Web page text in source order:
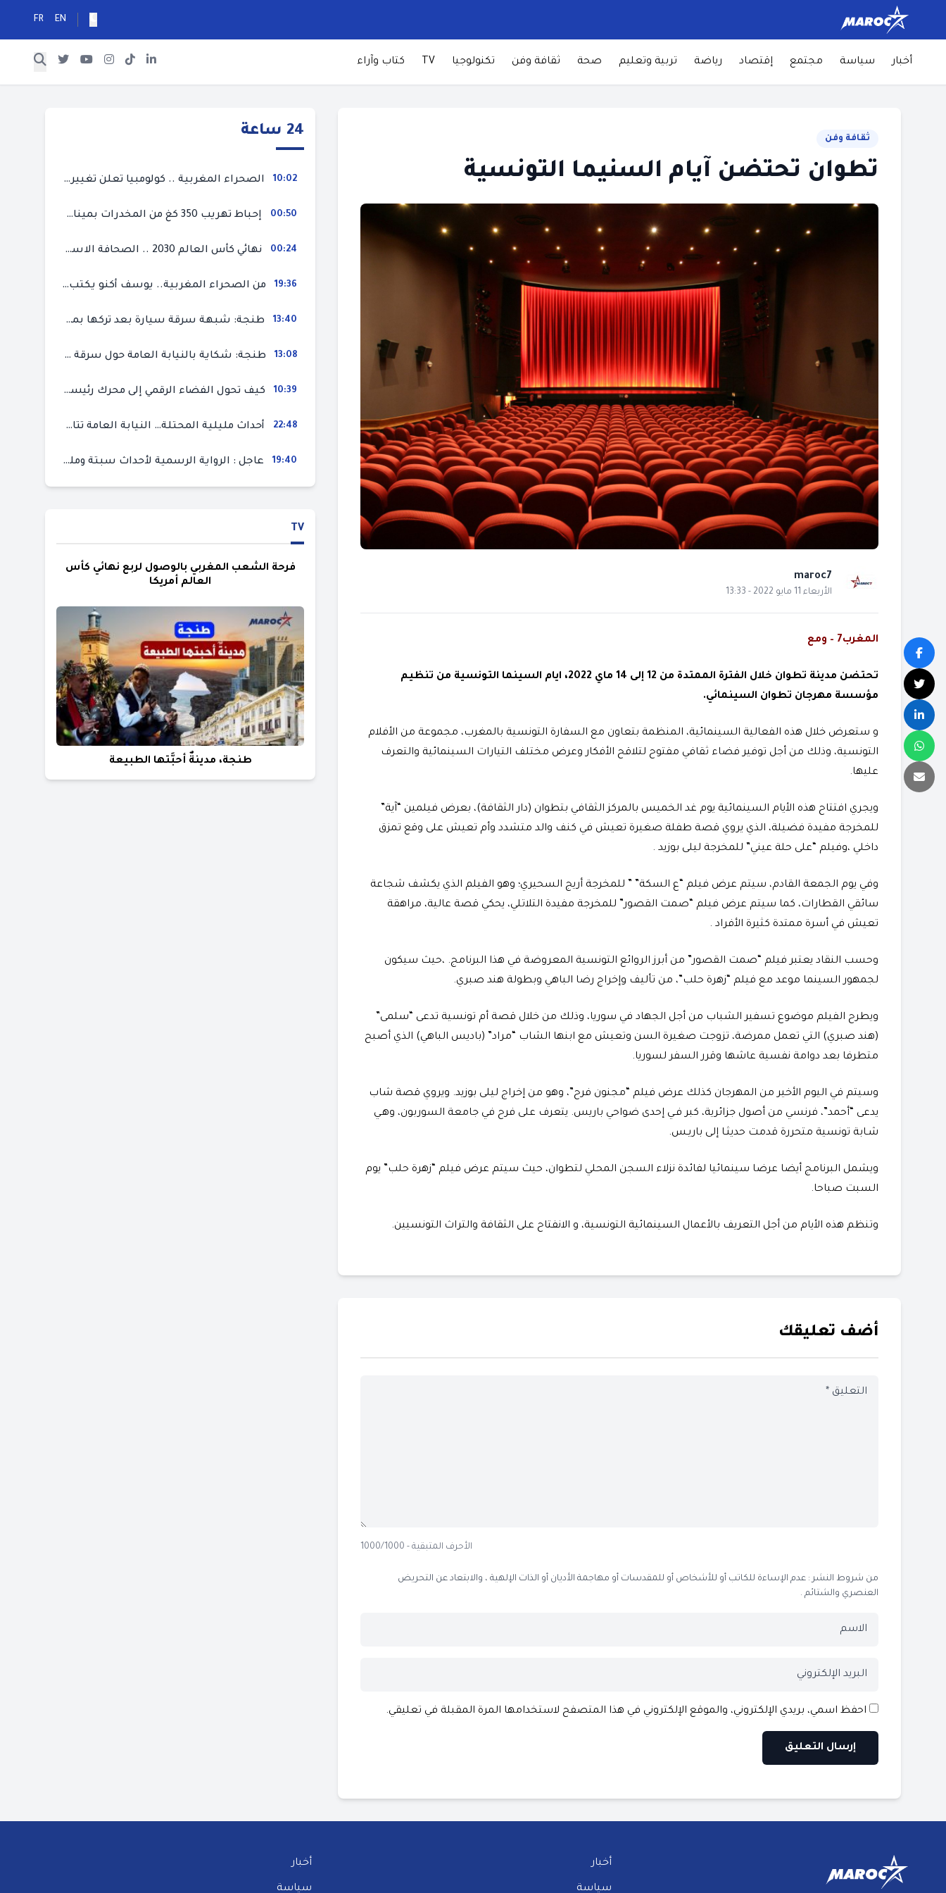
EN
FR
أخبار سياسة مجتمع إقتصاد رياضة تربية وتعليم صحة ثقافة وفن تكنولوجيا TV كتاب وآراء
ثقافة وفن
تطوان تحتضن آيام السنيما التونسية
maroc7
الأربعاء 11 مايو 2022 - 13:33
المغرب7 – ومع
تحتضن مدينة تطوان خلال الفترة الممتدة من 12 إلى 14 ماي 2022، ايام السينما التونسية من تنظيم
مؤسسة مهرجان تطوان السينمائي.
و ستعرض خلال هذه الفعالية السينمائية، المنظمة بتعاون مع السفارة التونسية بالمغرب، مجموعة من الأفلام
التونسية، وذلك من أجل توفير فضاء ثقافي مفتوح لتلاقح الأفكار وعرض مختلف التيارات السينمائية والتعرف
عليها.
ويجري افتتاح هذه الأيام السينمائية يوم غد الخميس بالمركز الثقافي بتطوان (دار الثقافة)، بعرض فيلمين “آية”
للمخرجة مفيدة فضيلة، الذي يروي قصة طفلة صغيرة تعيش في كنف والد متشدد وأم تعيش على وقع تمزق
داخلي ،وفيلم “على حلة عيني” للمخرجة ليلى بوزيد .
وفي يوم الجمعة القادم، سيتم عرض فيلم “ع السكة” ” للمخرجة أريج السحيري؛ وهو الفيلم الذي يكشف شجاعة
سائقي القطارات، كما سيتم عرض فيلم “صمت القصور” للمخرجة مفيدة التلاتلي، يحكي قصة عالية، مراهقة
تعيش في أسرة ممتدة كثيرة الأفراد .
وحسب النقاد يعتبر فيلم “صمت القصور” من أبرز الروائع التونسية المعروضة في هذا البرنامج. ،حيث سيكون
لجمهور السينما موعد مع فيلم “زهرة حلب”، من تأليف وإخراج رضا الباهي وبطولة هند صبري.
ويطرح الفيلم موضوع تسفير الشباب من أجل الجهاد في سوريا، وذلك من خلال قصة أم تونسية تدعى “سلمى”
(هند صبري) التي تعمل ممرضة، تزوجت صغيرة السن وتعيش مع ابنها الشاب “مراد” (باديس الباهي) الذي أصبح
متطرفا بعد دوامة نفسية عاشها وقرر السفر لسوريا.
وسيتم في اليوم الأخير من المهرجان كذلك عرض فيلم “مجنون فرح”، وهو من إخراج ليلى بوزيد. ويروي قصة شاب
يدعى “أحمد”، فرنسي من أصول جزائرية، كبر فـي إحدى ضواحي باريس. يتعرف على فرح في جامعة السوربون، وهـي
شـابة تونسية متحررة قدمت حديثـا إلى باريـس.
ويشمل البرنامج أيضا عرضا سينمائيا لفائدة نزلاء السجن المحلي لتطوان، حيث سيتم عرض فيلم “زهرة حلب” يوم
السبت صباحا.
وتنظم هذه الأيام من أجل التعريف بالأعمال السينمائية التونسية، و الانفتاح على الثقافة والتراث التونسيين.
أضف تعليقك
الأحرف المتبقية - 1000/1000
من شروط النشر : عدم الإساءة للكاتب أو للأشخاص أو للمقدسات أو مهاجمة الأديان أو الذات الإلهية ، والابتعاد عن التحريض
العنصري والشتائم .
احفظ اسمي، بريدي الإلكتروني، والموقع الإلكتروني في هذا المتصفح لاستخدامها المرة المقبلة في تعليقي.
24 ساعة
10:02 الصحراء المغربية .. كولومبيا تعلن تغييرا في موقفها وتعترف بسيادة المغرب على صحرائه
00:50 إحباط تهريب 350 كغ من المخدرات بميناء طنجة المتوسط
00:24 نهائي كأس العالم 2030 .. الصحافة الاسبانية قلقة من حسم الملف لصالح المغرب و”تتهم رئيس الفيفا”
19:36 من الصحراء المغربية.. يوسف أكنو يكتب عن أزمة سبتة المحتلة ويؤكد ان الهجرة السرية ليست حلا وبناء الوطن هو الخيار الأفضل
13:40 طنجة: شبهة سرقة سيارة بعد تركها بمحل ميكانيك للإصلاح
13:08 طنجة: شكاية بالنيابة العامة حول سرقة سيارة تركها صاحبها بمحل ميكانيك للإصلاح
10:39 كيف تحول الفضاء الرقمي إلى محرك رئيسي لأحداث الهجرة في سبتة؟
22:48 أحداث مليلية المحتلة… النيابة العامة تتابع 50 متورطا في محاولة اقتحام السياح الحدودي بتهم ثقيلة
19:40 عاجل : الرواية الرسمية لأحداث سبتة ومليلية المحتلتين (وزارة الداخلية)
TV
فرحة الشعب المغربي بالوصول لربع نهائي كأس
العالم أمريكا
طنجة، مدينةٌ أحبَّتها الطبيعة
أخبار
سياسة
أخبار
سياسة